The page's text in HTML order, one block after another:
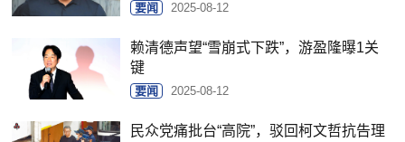
要闻 2025-08-12
赖清德声望“雪崩式下跌”，游盈隆曝1关
键
要闻 2025-08-12
民众党痛批台“高院”，驳回柯文哲抗告理